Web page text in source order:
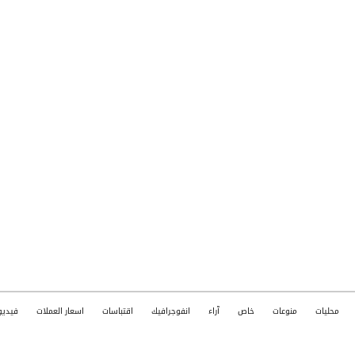
محليات منوعات خاص آراء انفوجرافيك اقتباسات اسعار العملات